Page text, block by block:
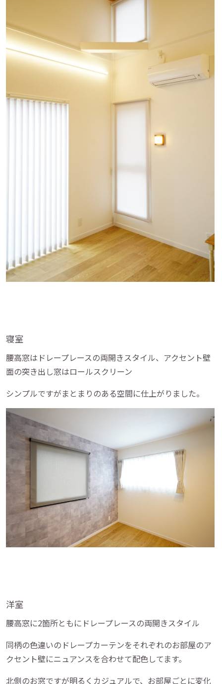
寝室
腰高窓はドレープレースの両開きスタイル、アクセント壁
面の突き出し窓はロールスクリーン
シンプルですがまとまりのある空間に仕上がりました。
洋室
腰高窓に2箇所ともにドレープレースの両開きスタイル
同柄の色違いのドレープカーテンをそれぞれのお部屋のア
クセント壁にニュアンスを合わせて配色してます。
北側のお窓ですが明るくカジュアルで、お部屋ごとに変化